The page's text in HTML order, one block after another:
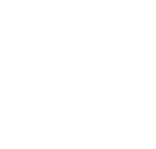
Una nueva
El Patronato ha
Estrategia,
en la estructura
comunicación
gestionar las